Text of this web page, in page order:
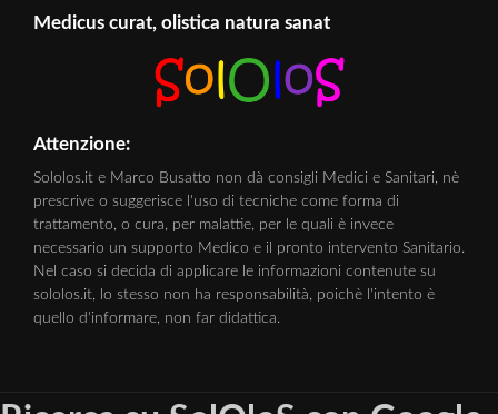
Medicus curat, olistica natura sanat
Attenzione:
Sololos.it e Marco Busatto non dà consigli Medici e Sanitari, nè
prescrive o suggerisce l'uso di tecniche come forma di
trattamento, o cura, per malattie, per le quali è invece
necessario un supporto Medico e il pronto intervento Sanitario.
Nel caso si decida di applicare le informazioni contenute su
sololos.it, lo stesso non ha responsabilità, poichè l'intento è
quello d'informare, non far didattica.